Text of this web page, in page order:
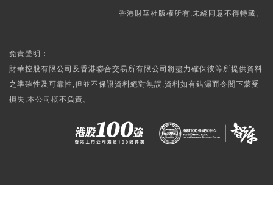
香港財華社版權所有,未經同意不得轉載。
免責聲明：
財華控股有限公司及香港聯合交易所有限公司將盡力確保彼等所提供資料
之準確性及可靠性,但並不保證資料絕對無誤,資料如有錯漏而令閣下蒙受
損失,本公司概不負責。